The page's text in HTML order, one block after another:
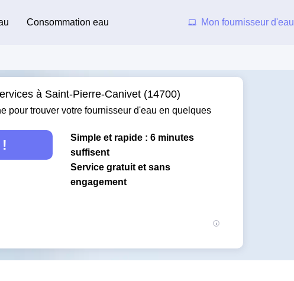
Consommation eau Mon fournisseur d'eau
à Saint-Pierre-Canivet (14700)
pour trouver votre fournisseur d'eau en quelques
Simple et rapide : 6 minutes
suffisent
Service gratuit et sans
engagement